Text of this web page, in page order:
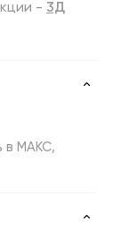
- 3Д
в МАКС,